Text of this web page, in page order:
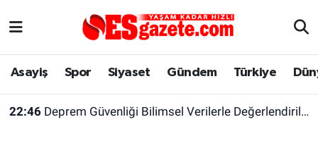
Asayiş Spor Siyaset Gündem Türkiye
22:46 Deprem Güvenliği Bilimsel Verilerle Değerlendirilmeli
Asayiş
Yaşam
Eskişehir Nöbetçi Eczaneler